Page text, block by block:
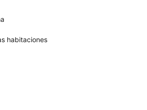
habitaciones